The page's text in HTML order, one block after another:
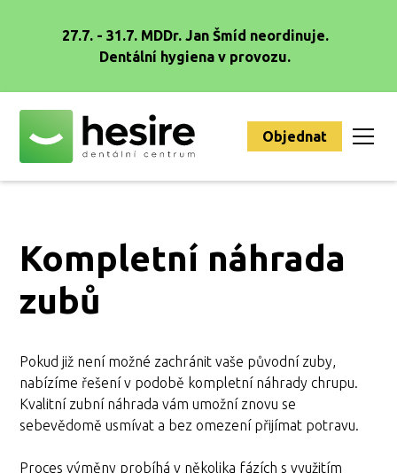
27.7. - 31.7. MDDr. Jan Šmíd neordinuje.
Dentální hygiena v provozu.
Objednat
Kompletní náhrada
zubů
Pokud již není možné zachránit vaše původní zuby,
nabízíme řešení v podobě kompletní náhrady chrupu.
Kvalitní zubní náhrada vám umožní znovu se
sebevědomě usmívat a bez omezení přijímat potravu.
Proces výměny probíhá v několika fázích s využitím